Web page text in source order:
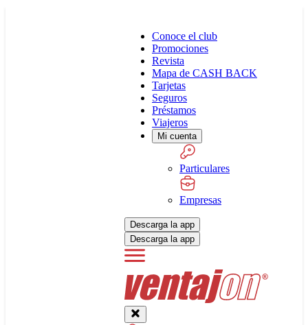
Conoce el club
Promociones
Revista
Mapa de CASH BACK
Tarjetas
Seguros
Préstamos
Viajeros
Mi cuenta
Particulares
Empresas
Descarga la app
Descarga la app